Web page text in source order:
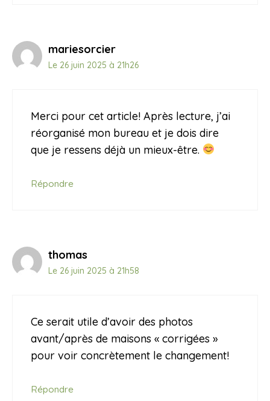
mariesorcier
Le 26 juin 2025 à 21h26
Merci pour cet article! Après lecture, j’ai
réorganisé mon bureau et je dois dire
que je ressens déjà un mieux-être.
Répondre
thomas
Le 26 juin 2025 à 21h58
Ce serait utile d’avoir des photos
avant/après de maisons « corrigées »
pour voir concrètement le changement!
Répondre